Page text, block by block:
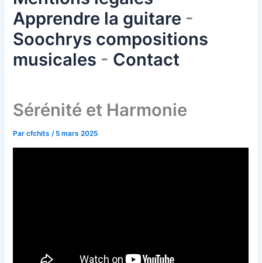
Apprendre la guitare -
Soochrys compositions
musicales - Contact
Sérénité et Harmonie
Parcfchits/ 5 mars 2025